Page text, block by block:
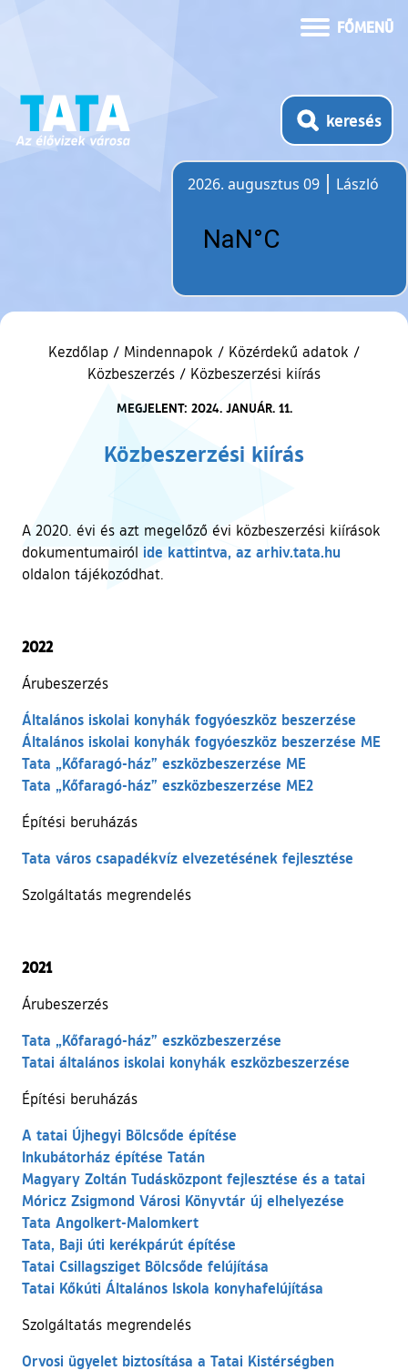
FŐMENÜ
keresés
2026. augusztus 09
László
Kezdőlap / Mindennapok / Közérdekű adatok /
Közbeszerzés / Közbeszerzési kiírás
MEGJELENT: 2024. JANUÁR. 11.
Közbeszerzési kiírás
A 2020. évi és azt megelőző évi közbeszerzési kiírások
dokumentumairól ide kattintva, az arhiv.tata.hu(külső
oldalon tájékozódhat.
2022
Árubeszerzés
Általános iskolai konyhák fogyóeszköz beszerzése
Általános iskolai konyhák fogyóeszköz beszerzése ME
Tata „Kőfaragó-ház” eszközbeszerzése ME
Tata „Kőfaragó-ház” eszközbeszerzése ME2
Építési beruházás
Tata város csapadékvíz elvezetésének fejlesztése
Szolgáltatás megrendelés
2021
Árubeszerzés
Tata „Kőfaragó-ház” eszközbeszerzése
Tatai általános iskolai konyhák eszközbeszerzése
Építési beruházás
A tatai Újhegyi Bölcsőde építése
Inkubátorház építése Tatán
Magyary Zoltán Tudásközpont fejlesztése és a tatai
Móricz Zsigmond Városi Könyvtár új elhelyezése
Tata Angolkert-Malomkert
Tata, Baji úti kerékpárút építése
Tatai Csillagsziget Bölcsőde felújítása
Tatai Kőkúti Általános Iskola konyhafelújítása
Szolgáltatás megrendelés
Orvosi ügyelet biztosítása a Tatai Kistérségben